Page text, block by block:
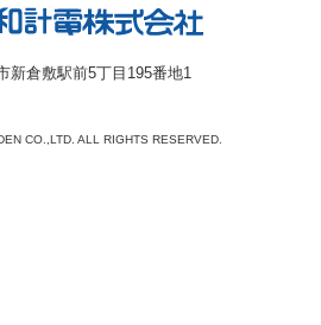
新倉敷駅前5丁目195番地1
CO.,LTD. ALL RIGHTS RESERVED.